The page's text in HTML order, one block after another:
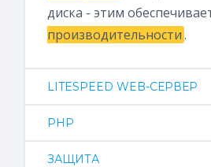
диска - этим
производительности.
LITESPEED WEB-СЕРВЕР
PHP
ЗАЩИТА